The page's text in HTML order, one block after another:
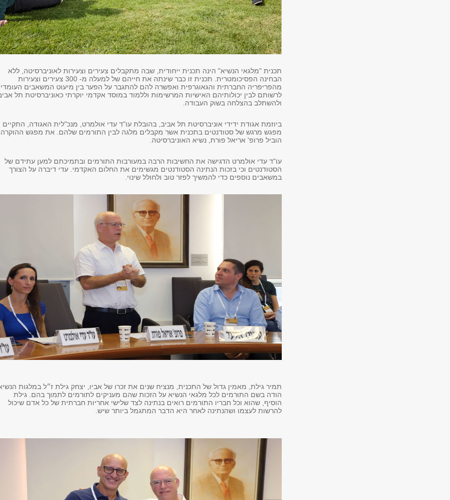
תכנית "מלגאי הנשיא" הינה תכנית ייחודית, שבה מתקבלים צעירים וצעירות לאוניברסיטה, ללא
הבחינה הפסיכומטרית. תכנית זו כבר שינתה את חייהם של למעלה מ- 300 צעירים וצעירות
מהפריפריה החברתית והגאוגרפית ואפשרה להם להתגבר על הפער בין מיעוט המשאבים
לרשותם לבין יכולותיהם האישיות המרשימות וללמוד במוסד אקדמי יוקרתי כאוניברסיטת תל
ולהשתלב בהצלחה בשוק העבודה.
ביוזמת אגודת ידידי אוניברסיטת תל אביב, בהובלת עו"ד עדי אולמרט, מנכ"לית האגודה, התקיים
מפגש מרגש של סטודנטים בתכנית אשר מקבלים מלגה לבין התורמים שלהם. את מפגש ההוקרה
הוביל פרופ' אריאל פורת, נשיא האוניברסיטה.
עו"ד עדי אולמרט הדגישה את החשיבות הרבה במעורבות התורמים ובתמיכתם למען עתידם של
הסטודנטים וכי בזכות הנתינה הסטודנטים מגשימים את החלום האקדמי. עדי דיברה על הצורך
במשאבים נוספים כדי להמשיך לפזר טוב ולחולל שינוי.
תמיר גילת, מאמין גדול של התכנית, מנציח שנים את זכרו של אביו, יצחק גילת ז״ל במלגות
הודה בשם התורמים לכל מלגאי הנשיא על הזכות שהם מעניקים לתורמים לתמוך בהם. גילת
הוסיף, שהוא וכל חבריו התורמים רואים בנתינה לצד שלישי אחריות חברתית של כל אדם שיכול
להרשות לעצמו ושהנתינה לאחר היא הדבר המתגמל ביותר שיש.